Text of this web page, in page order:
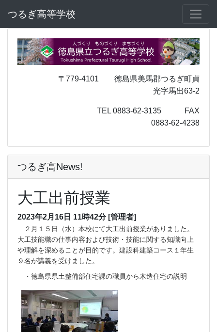
つるぎ高等学校
〒779-4101 徳島県美馬郡つるぎ町貞
光字馬出63-2
TEL 0883-62-3135 FAX
0883-62-4238
つるぎ高News!
大工出前授業
2023年2月16日 11時42分 [管理者]
２月１５日（水）本校にて大工出前授業がありました。
大工技能職の仕事内容および技術・技能に関する知識向上
や理解を深めることが目的です。建設科建築コース１年生
９名が講義を受けました。
・徳島県県土整備部住宅課の職員から木造住宅の説明